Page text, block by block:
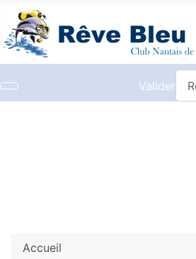
Valider
Accueil